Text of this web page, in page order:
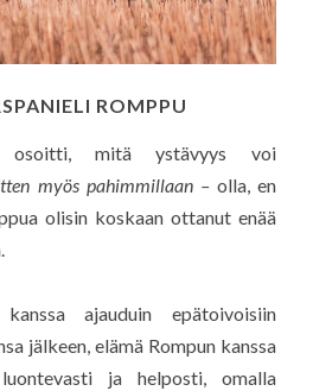
ROMPPU
osoitti, mitä ystävyys voi
myös pahimmillaan –olla, en
olisin koskaan ottanut enää
ajauduin epätoivoisiin
jälkeen, elämä Rompun kanssa
ja helposti, omalla